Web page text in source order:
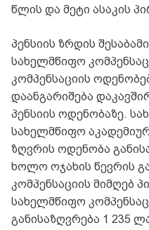
წლის და მეტი ასაკის
პენსიის ზრდის
სახელმწიფო
კომპენსაციის
დაანგარიშება
პენსიის ოდენობაზე.
სახელმწიფო
ზღვრის ოდენობა
ხოლო ოჯახის წევრის
კომპენსაციის მიმღებ
სახელმწიფო
განისაზღვრება 1 235